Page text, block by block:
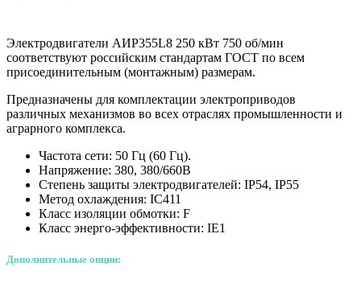
Электродвигатели АИР355L8 250 кВт 750 об/мин
соответствуют российским стандартам ГОСТ по всем
присоединительным (монтажным) размерам.
Предназначены для комплектации электроприводов
различных механизмов во всех отраслях промышленности и
аграрного комплекса.
Частота сети: 50 Гц (60 Гц).
Напряжение: 380, 380/660В
Степень защиты электродвигателей: IP54, IP55
Метод охлаждения: IC411
Класс изоляции обмотки: F
Класс энерго-эффективности: IE1
Дополнительные опции: